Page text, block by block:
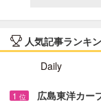
人気記事ランキ
Daily
1 位 広島東洋カ